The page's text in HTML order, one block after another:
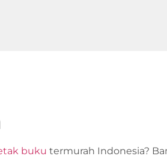
buku termurah Indonesia?